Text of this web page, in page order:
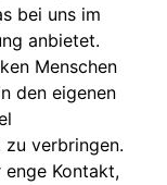
bei uns im
anbietet.
Menschen
den eigenen
verbringen.
enge Kontakt,